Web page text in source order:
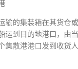
输的集装箱在其货仓
运到目的地港口，由
集散港港口发到收货